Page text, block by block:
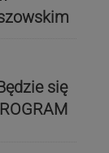
się